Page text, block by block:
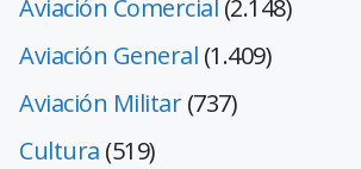
Aviación Comercial (2.148)
Aviación General (1.409)
Aviación Militar(737)
Cultura (519)